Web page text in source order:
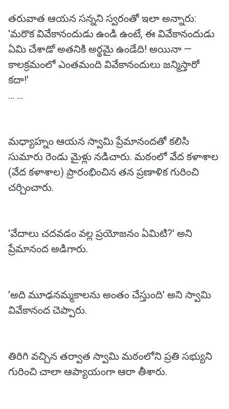
తరువాత ఆయన సన్నని స్వరంతో ఇలా అన్నారు:
'మరొక వివేకానందుడు ఉండి ఉంటే, ఈ వివేకానందుడు
ఏమి చేశాడో అతనికి అర్థమై ఉండేది! అయినా —
కాలక్రమంలో ఎంతమంది వివేకానందులు జన్మిస్తారో
కదా!'
... ...
మధ్యాహ్నం ఆయన స్వామి ప్రేమానందతో కలిసి
సుమారు రెండు మైళ్లు నడిచారు. మఠంలో వేద కళాశాల
(వేద కళాశాల) ప్రారంభించిన తన ప్రణాళిక గురించి
చర్చించారు.
'వేదాలు చదవడం వల్ల ప్రయోజనం ఏమిటి?' అని
ప్రేమానంద అడిగారు.
'అది మూఢనమ్మకాలను అంతం చేస్తుంది' అని స్వామి
వివేకానంద చెప్పారు.
తిరిగి వచ్చిన తర్వాత స్వామి మఠంలోని ప్రతి సభ్యుని
గురించి చాలా ఆప్యాయంగా ఆరా తీశారు.